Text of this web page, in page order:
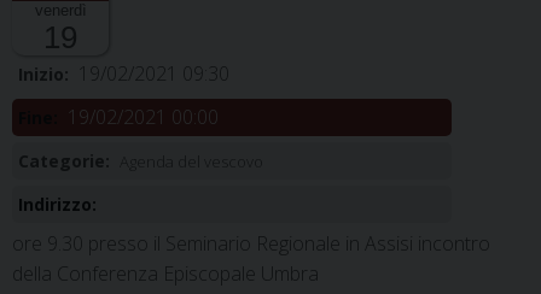
venerdì
19
Inizio: 19/02/2021 09:30
19/02/2021 00:00
Categorie:
Indirizzo:
ore 9.30 presso il Seminario Regionale in Assisi incontro
della Conferenza Episcopale Umbra